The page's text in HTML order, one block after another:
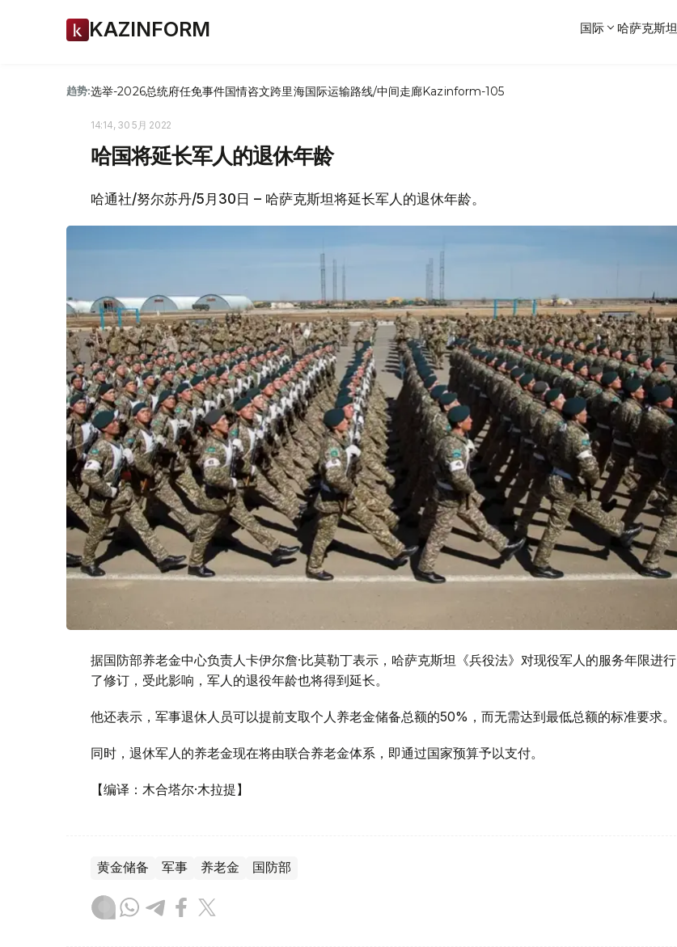
KAZINFORM 国际 哈萨克斯坦
趋势:选举-2026总统府任免事件国情咨文跨里海国际运输路线/中间走廊Kazinform-105
14:14, 30 5月 2022
哈国将延长军人的退休年龄
哈通社/努尔苏丹/5月30日 – 哈萨克斯坦将延长军人的退休年龄。
据国防部养老金中心负责人卡伊尔詹·比莫勒丁表示，哈萨克斯坦《兵役法》对现役军人的服务年限进行
了修订，受此影响，军人的退役年龄也将得到延长。
他还表示，军事退休人员可以提前支取个人养老金储备总额的50%，而无需达到最低总额的标准要求。
同时，退休军人的养老金现在将由联合养老金体系，即通过国家预算予以支付。
【编译：木合塔尔·木拉提】
黄金储备 军事 养老金 国防部